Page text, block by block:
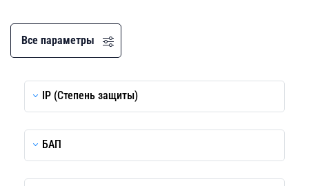
Все параметры
IP (Степень защиты)
БАП